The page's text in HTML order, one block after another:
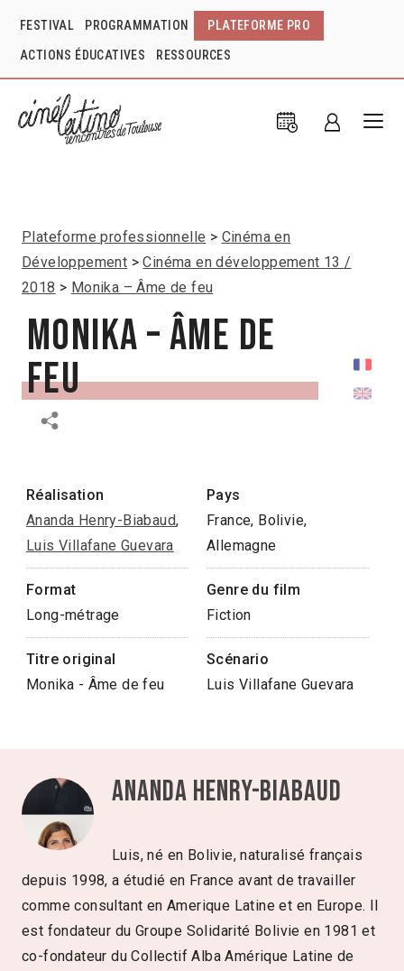
FESTIVAL PROGRAMMATION PLATEFORME PRO
ACTIONS ÉDUCATIVES RESSOURCES
Plateforme professionnelle
Cinéma en
Développement
Cinéma en développement 13 /
2018
Monika – Âme de feu
Monika – Âme de
feu
Réalisation
Ananda Henry-Biabaud,
Luis Villafane Guevara
Pays
France, Bolivie,
Allemagne
Format
Long-métrage
Genre du film
Fiction
Titre original
Monika - Âme de feu
Scénario
Luis Villafane Guevara
Ananda Henry-Biabaud
Luis, né en Bolivie, naturalisé français
depuis 1998, a étudié en France avant de travailler
comme consultant en Amerique Latine et en Europe. Il
est fondateur du Groupe Solidarité Bolivie en 1981 et
co-fondateur du Collectif Alba Amérique Latine de